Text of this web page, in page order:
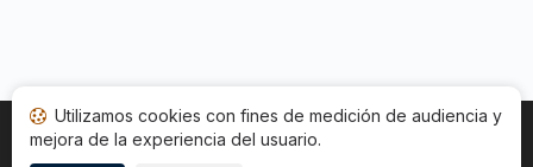
Inicio Estado opiniones Categorías
Utilizamos cookies con fines de medición de audiencia y
mejora de la experiencia del usuario.